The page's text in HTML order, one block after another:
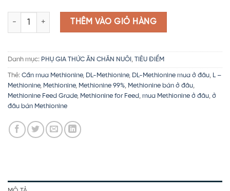
DL-Methionine | Methionine 99% | Methionine for Feed | Cho KH
THÊM VÀO GIỎ HÀNG
Danh mục: PHỤ GIA THỨC ĂN CHĂN NUÔI , TIÊU ĐIỂM
Thẻ: Cần mua Methionine, DL-Methionine, DL-Methionine mua ở đâu, L –
Methionine, Methionine, Methionine 99%, Methionine bán ở đâu,
Methionine Feed Grade, Methionine for Feed, mua Methionine ở đâu, ở
đâu bán Methionine